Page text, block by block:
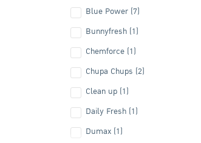
Blue Power (7)
Bunnyfresh (1)
Chemforce (1)
Chupa Chups (2)
Clean up (1)
Daily Fresh (1)
Dumax (1)